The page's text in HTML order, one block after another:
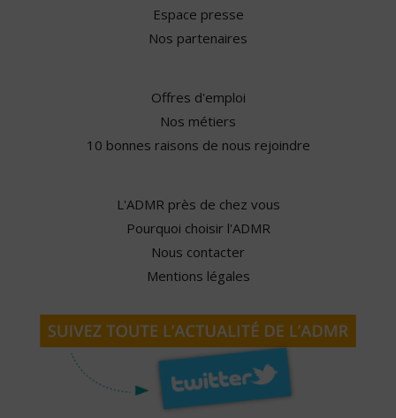
Espace presse
Nos partenaires
Offres d'emploi
Nos métiers
10 bonnes raisons de nous rejoindre
L'ADMR près de chez vous
Pourquoi choisir l'ADMR
Nous contacter
Mentions légales